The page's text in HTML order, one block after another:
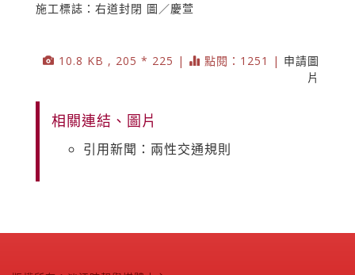
施工標誌：右道封閉 圖／慶萱
10.8 KB , 205 * 225 | 點閱：1251 | 申請圖
片
相關連結、圖片
引用新聞：兩性交通規則